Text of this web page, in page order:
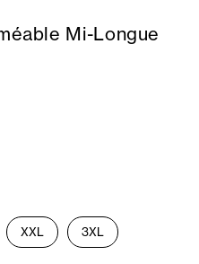
Mi-Longue
XXL 3XL